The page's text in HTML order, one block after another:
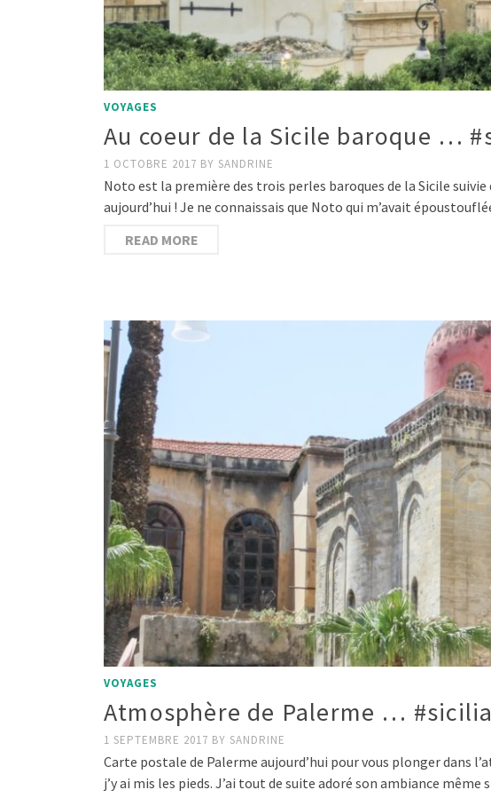
VOYAGES
Au coeur de la Sicile baroque …
1 OCTOBRE 2017 BY SANDRINE
Noto est la première des trois perles baroques de la Sicile
aujourd’hui ! Je ne connaissais que Noto qui m’avait
READ MORE
VOYAGES
Atmosphère de Palerme …
1 SEPTEMBRE 2017 BY SANDRINE
Carte postale de Palerme aujourd’hui pour vous plonger dans
j’y ai mis les pieds. J’ai tout de suite adoré son ambiance même